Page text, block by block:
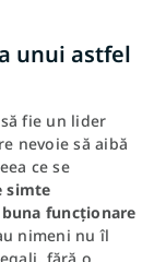
unui astfel
fie un lider
nevoie să aibă
ce se
simte
funcționare
nimeni nu îl
fără o